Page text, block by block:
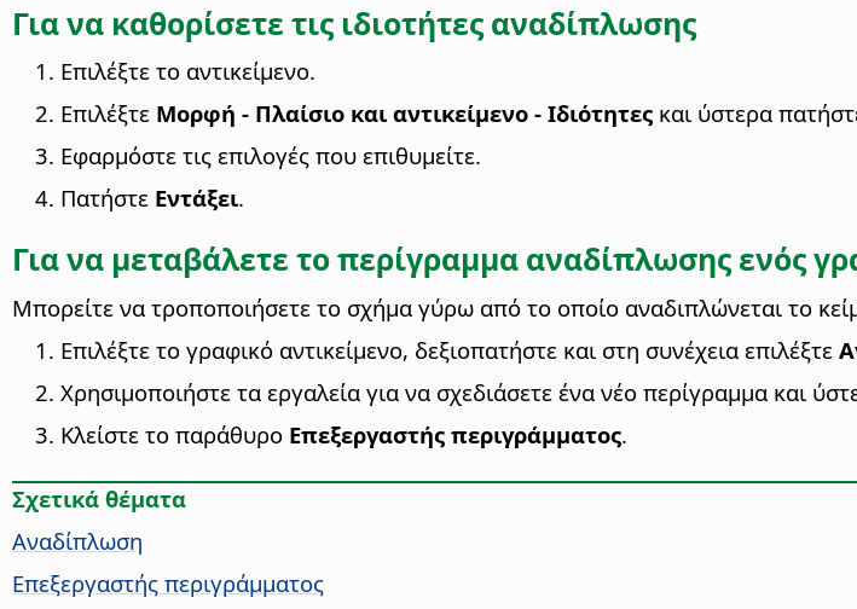
Για να καθορίσετε τις ιδιοτήτες αναδίπλωσης
Επιλέξτε το αντικείμενο.
Επιλέξτε Μορφή - Πλαίσιο και αντικείμενο - Ιδιότητες και ύστερα
Εφαρμόστε τις επιλογές που επιθυμείτε.
Πατήστε Εντάξει.
Για να μεταβάλετε το περίγραμμα αναδίπλωσης ενός
Μπορείτε να τροποποιήσετε το σχήμα γύρω από το οποίο αναδιπλώνεται το
Επιλέξτε το γραφικό αντικείμενο, δεξιοπατήστε και στη συνέχεια επιλέξτε
Χρησιμοποιήστε τα εργαλεία για να σχεδιάσετε ένα νέο περίγραμμα και
Κλείστε το παράθυρο Επεξεργαστής περιγράμματος.
Σχετικά θέματα
Αναδίπλωση
Επεξεργαστής περιγράμματος